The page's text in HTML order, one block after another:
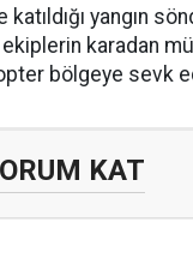
yangın
ekiplerin karadan
bölgeye sevk
KAT